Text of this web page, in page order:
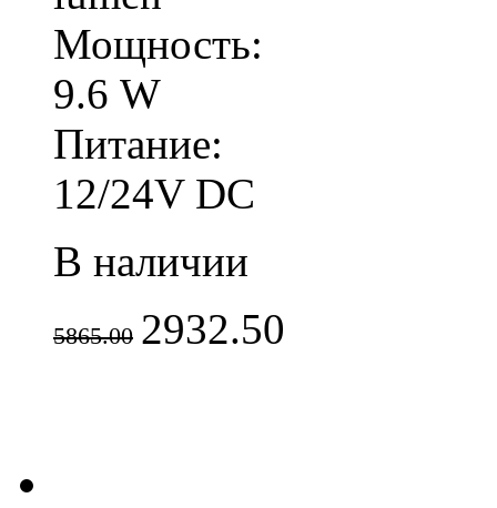
Мощность:
9.6 W
Питание:
12/24V DC
В наличии
5865.00 2932.50